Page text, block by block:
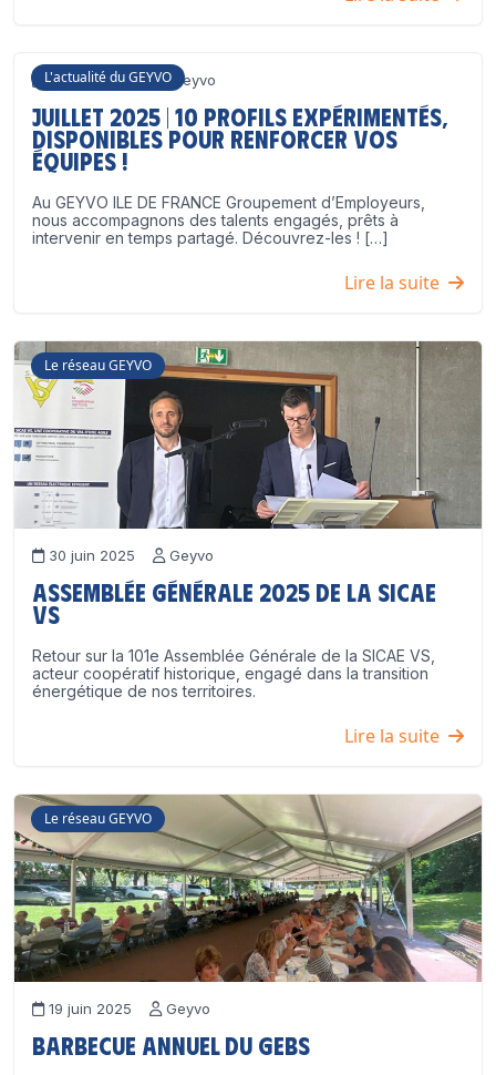
L'actualité du GEYVO
3 juillet 2025 Geyvo
Juillet 2025 | 10 profils expérimentés,
disponibles pour renforcer vos
équipes !
Au GEYVO ILE DE FRANCE Groupement d’Employeurs,
nous accompagnons des talents engagés, prêts à
intervenir en temps partagé. Découvrez-les ! […]
Lire la suite
Le réseau GEYVO
30 juin 2025 Geyvo
Assemblée générale 2025 de la SICAE
VS
Retour sur la 101e Assemblée Générale de la SICAE VS,
acteur coopératif historique, engagé dans la transition
énergétique de nos territoires.
Lire la suite
Le réseau GEYVO
19 juin 2025 Geyvo
Barbecue annuel du GEBS